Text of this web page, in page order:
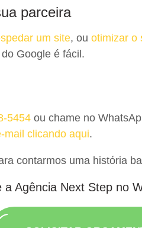
parceira
um site, ou otimizar o
Google é fácil.
5454 ou chame no
mail clicando aqui.
contarmos uma história
Agência Next Step no